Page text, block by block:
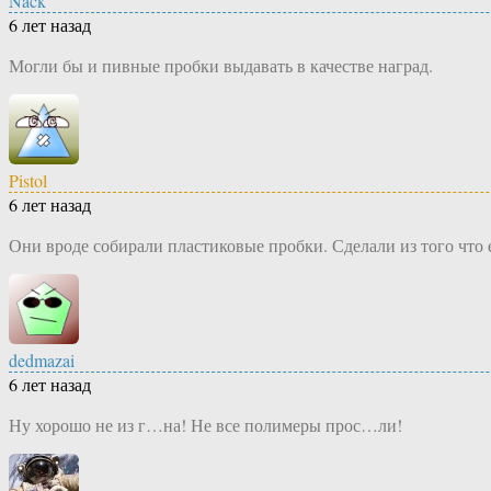
6 лет назад
Могли бы и пивные пробки выдавать в качестве наград.
Pistol
6 лет назад
Они вроде собирали пластиковые пробки. Сделали из того что
dedmazai
6 лет назад
Ну хорошо не из г…на! Не все полимеры прос…ли!